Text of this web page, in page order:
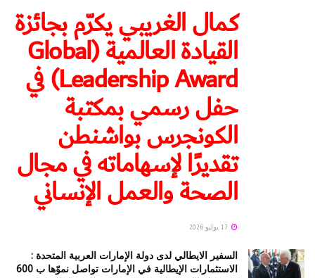
كمال الغريبي يكرّم بجائزة
القيادة العالمية (Global
Leadership Award) في
حفل رسمي بمكتبة
الكونجرس بواشنطن
تقديرًا لإسهاماته في مجال
الصحة والعمل الإنساني
السفير الايطالي لدى دولة الإمارات العربية المتحدة :
الاستثمارات الإيطالية في الإمارات تواصل نموّها ب 600